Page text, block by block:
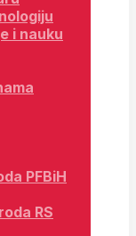
i nauku
PFBiH
RS